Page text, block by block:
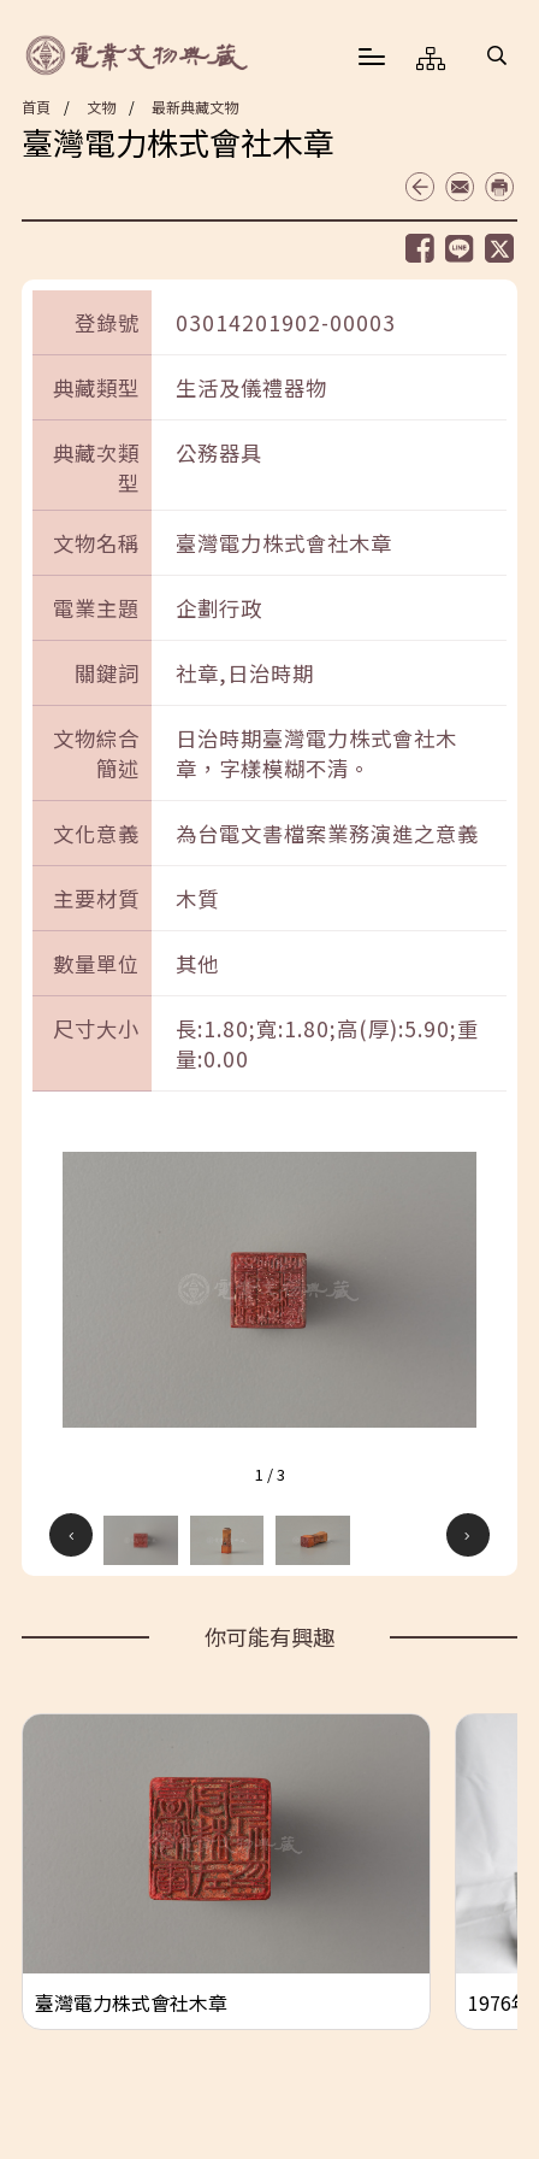
首頁 文物 最新典藏文物
臺灣電力株式會社木章
登錄號 03014201902-00003
典藏類型 生活及儀禮器物
典藏次類
型
公務器具
文物名稱 臺灣電力株式會社木章
電業主題 企劃行政
關鍵詞 社章,日治時期
文物綜合
簡述
日治時期臺灣電力株式會社木
章，字樣模糊不清。
文化意義 為台電文書檔案業務演進之意義
主要材質 木質
數量單位 其他
尺寸大小
長:1.80;寬:1.80;高(厚):5.90;重
量:0.00
1 /3
你可能有興趣
臺灣電力株式會社木章 1976年